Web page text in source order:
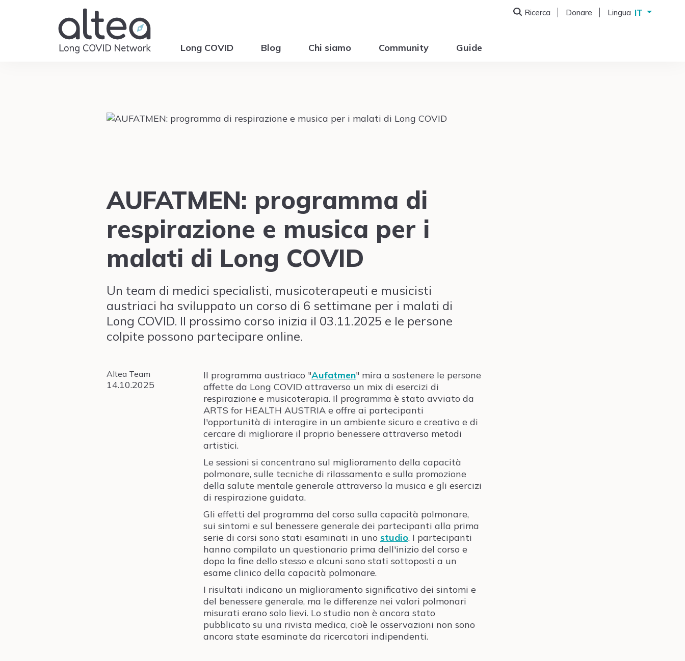
Long COVID Blog Chi siamo Community Guide
Ricerca Donare Lingua IT
AUFATMEN: programma di
respirazione e musica per i
malati di Long COVID
Un team di medici specialisti, musicoterapeuti e musicisti
austriaci ha sviluppato un corso di 6 settimane per i malati di
Long COVID. Il prossimo corso inizia il 03.11.2025 e le persone
colpite possono partecipare online.
Altea Team
14.10.2025
Il programma austriaco "Aufatmen" mira a sostenere le persone
affette da Long COVID attraverso un mix di esercizi di
respirazione e musicoterapia. Il programma è stato avviato da
ARTS for HEALTH AUSTRIA e offre ai partecipanti
l'opportunità di interagire in un ambiente sicuro e creativo e di
cercare di migliorare il proprio benessere attraverso metodi
artistici.
Le sessioni si concentrano sul miglioramento della capacità
polmonare, sulle tecniche di rilassamento e sulla promozione
della salute mentale generale attraverso la musica e gli esercizi
di respirazione guidata.
Gli effetti del programma del corso sulla capacità polmonare,
sui sintomi e sul benessere generale dei partecipanti alla prima
serie di corsi sono stati esaminati in uno studio. I partecipanti
hanno compilato un questionario prima dell'inizio del corso e
dopo la fine dello stesso e alcuni sono stati sottoposti a un
esame clinico della capacità polmonare.
I risultati indicano un miglioramento significativo dei sintomi e
del benessere generale, ma le differenze nei valori polmonari
misurati erano solo lievi. Lo studio non è ancora stato
pubblicato su una rivista medica, cioè le osservazioni non sono
ancora state esaminate da ricercatori indipendenti.